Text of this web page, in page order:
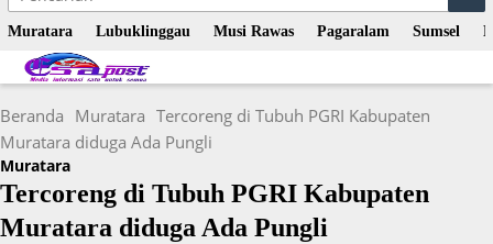
Muratara Lubuklinggau Musi Rawas Pagaralam Sumsel
Beranda Muratara Tercoreng di Tubuh PGRI Kabupaten
Muratara diduga Ada Pungli
Muratara
Tercoreng di Tubuh PGRI Kabupaten
Muratara diduga Ada Pungli